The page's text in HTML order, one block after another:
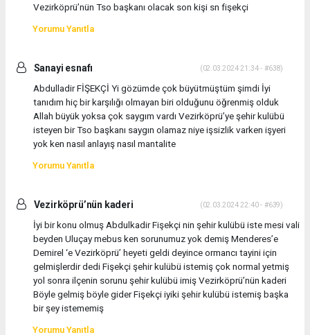
Vezirköprü’nün Tso başkanı olacak son kişi sn fişekçi
Yorumu Yanıtla
Sanayi esnafı (02.03.2024 21:34 - #638)
Abdulladir FİŞEKÇİ Yi gözümde çok büyütmüştüm şimdi İyi
tanıdım hiç bir karşılığı olmayan biri olduğunu öğrenmiş olduk
Allah büyük yoksa çok saygım vardı Vezirköprü’ye şehir kulübü
isteyen bir Tso başkanı saygın olamaz niye işsizlik varken işyeri
yok ken nasıl anlayış nasıl mantalite
Yorumu Yanıtla
Vezirköprü’nün kaderi (02.03.2024 22:40 - #639)
İyi bir konu olmuş Abdulkadir Fişekçi nin şehir kulübü iste mesi vali
beyden Uluçay mebus ken sorunumuz yok demiş Menderes’e
Demirel ‘e Vezirköprü’ heyeti geldi deyince ormancı tayini için
gelmişlerdir dedi Fişekçi şehir kulübü istemiş çok normal yetmiş
yol sonra ilçenin sorunu şehir kulübü imiş Vezirköprü’nün kaderi
Böyle gelmiş böyle gider Fişekçi iyiki şehir kulübü istemiş başka
bir şey istememiş
Yorumu Yanıtla